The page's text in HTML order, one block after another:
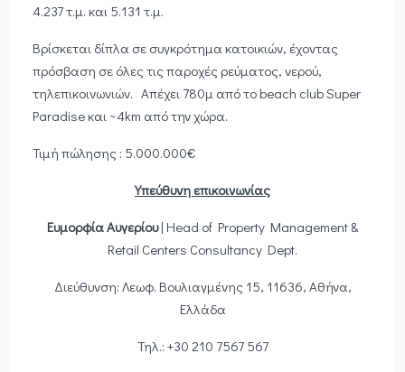
4.237 τ.μ. και 5.131 τ.μ.
Βρίσκεται δίπλα σε συγκρότημα κατοικιών, έχοντας
πρόσβαση σε όλες τις παροχές ρεύματος, νερού,
τηλεπικοινωνιών. Απέχει 780μ από το beach club Super
Paradise και ~4km από την χώρα.
Τιμή πώλησης : 5.000.000€
Υπεύθυνη επικοινωνίας
Ευμορφία Αυγερίου| Head of Property Management &
Retail Centers Consultancy Dept.
Διεύθυνση: Λεωφ. Βουλιαγμένης 15, 11636, Αθήνα,
Ελλάδα
Τηλ.: +30 210 7567 567